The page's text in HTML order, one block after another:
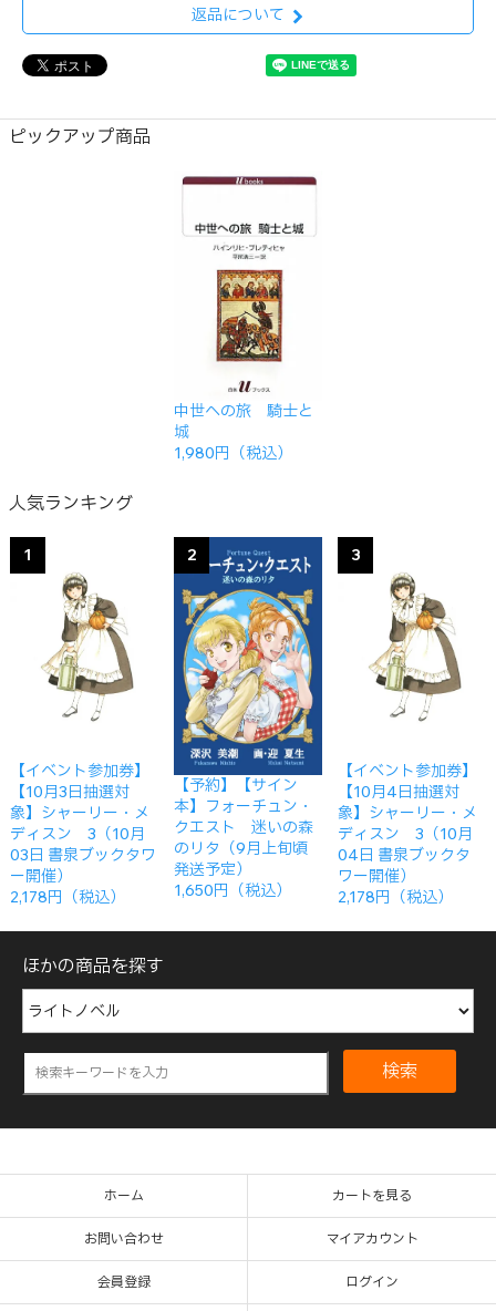
返品について
ピックアップ商品
中世への旅 騎士と
城
1,980円（税込）
人気ランキング
1
【イベント参加券】
【10月3日抽選対
象】シャーリー・メ
ディスン 3（10月
03日 書泉ブックタワ
ー開催）
2,178円（税込）
2
【予約】【サイン
本】フォーチュン・
クエスト 迷いの森
のリタ（9月上旬頃
発送予定）
1,650円（税込）
3
【イベント参加券】
【10月4日抽選対
象】シャーリー・メ
ディスン 3（10月
04日 書泉ブックタ
ワー開催）
2,178円（税込）
ほかの商品を探す
検索
ホーム カートを見る
お問い合わせ マイアカウント
会員登録 ログイン